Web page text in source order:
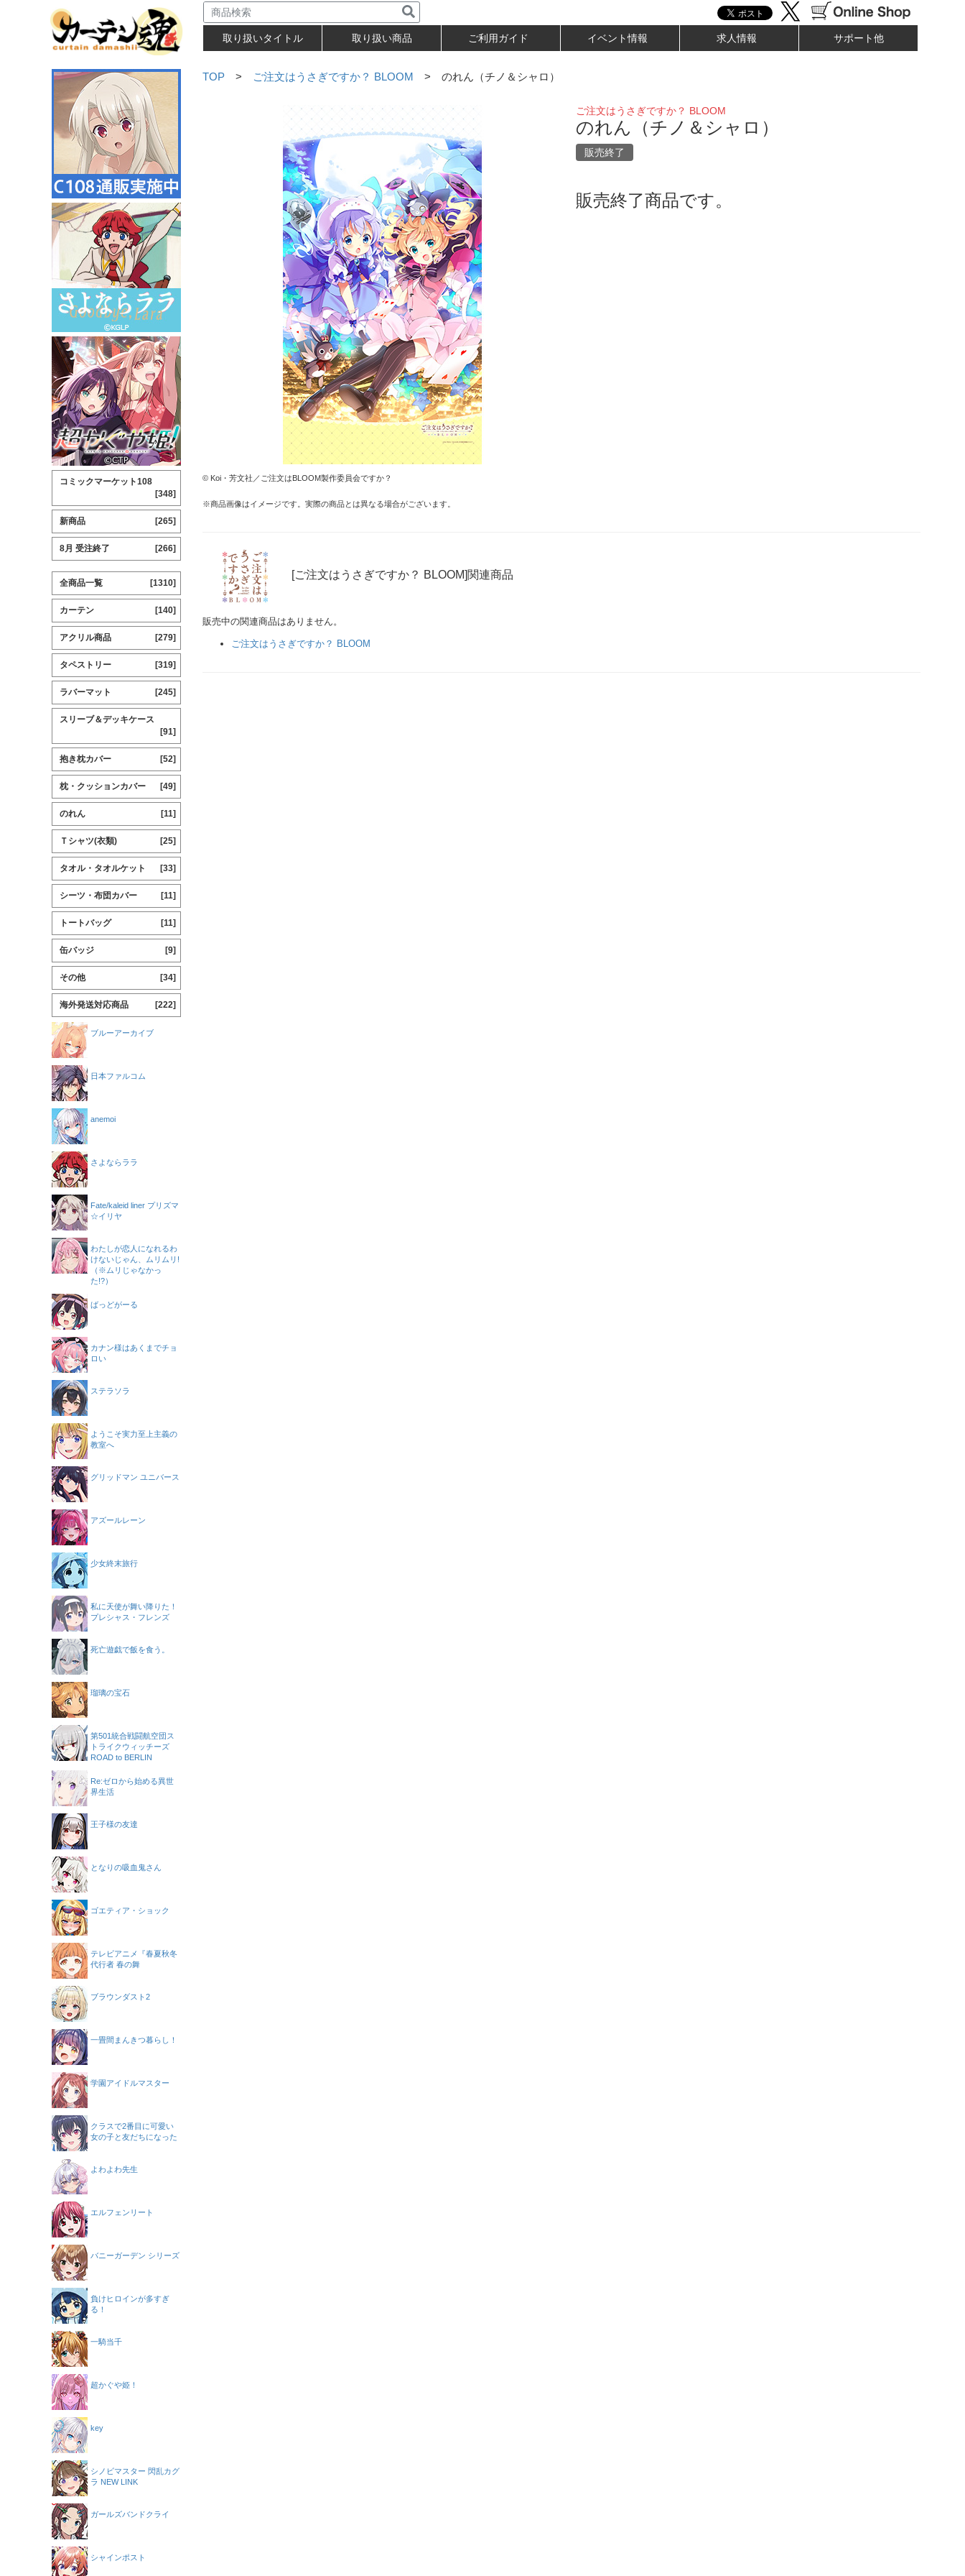
取り扱いタイトル 取り扱い商品 ご利用ガイド イベント情報 求人情報 サポート他
TOP > ご注文はうさぎですか？ BLOOM > のれん（チノ＆シャロ）
© Koi・芳文社／ご注文はBLOOM製作委員会ですか？
※商品画像はイメージです。実際の商品とは異なる場合がございます。
ご注文はうさぎですか？ BLOOM
のれん（チノ＆シャロ）
販売終了
販売終了商品です。
[ご注文はうさぎですか？ BLOOM]関連商品
販売中の関連商品はありません。
ご注文はうさぎですか？ BLOOM
コミックマーケット108
[348]
新商品 [265]
8月 受注終了 [266]
全商品一覧 [1310]
カーテン [140]
アクリル商品 [279]
タペストリー [319]
ラバーマット [245]
スリーブ＆デッキケース
[91]
抱き枕カバー [52]
枕・クッションカバー [49]
のれん [11]
Ｔシャツ(衣類) [25]
タオル・タオルケット [33]
シーツ・布団カバー [11]
トートバッグ [11]
缶バッジ [9]
その他 [34]
海外発送対応商品 [222]
ブルーアーカイブ
日本ファルコム
anemoi
さよならララ
Fate/kaleid liner プリズマ
☆イリヤ
わたしが恋人になれるわ
けないじゃん、ムリムリ!
（※ムリじゃなかっ
た!?）
ばっどがーる
カナン様はあくまでチョ
ロい
ステラソラ
ようこそ実力至上主義の
教室へ
グリッドマン ユニバース
アズールレーン
少女終末旅行
私に天使が舞い降りた！
プレシャス・フレンズ
死亡遊戯で飯を食う。
瑠璃の宝石
第501統合戦闘航空団ス
トライクウィッチーズ
ROAD to BERLIN
Re:ゼロから始める異世
界生活
王子様の友達
となりの吸血鬼さん
ゴエティア・ショック
テレビアニメ『春夏秋冬
代行者 春の舞
ブラウンダスト2
一畳間まんきつ暮らし！
学園アイドルマスター
クラスで2番目に可愛い
女の子と友だちになった
よわよわ先生
エルフェンリート
バニーガーデン シリーズ
負けヒロインが多すぎ
る！
一騎当千
超かぐや姫！
key
シノビマスター 閃乱カグ
ラ NEW LINK
ガールズバンドクライ
シャインポスト